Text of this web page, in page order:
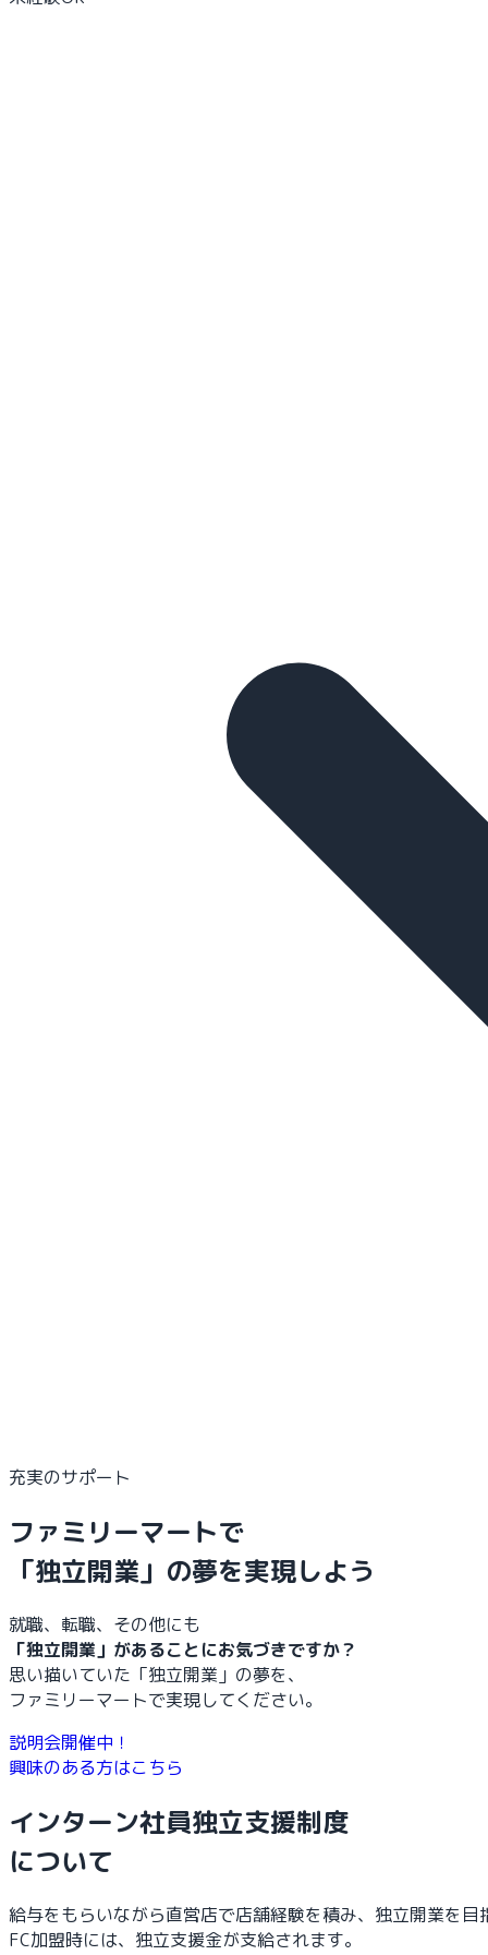
充実のサポート
ファミリーマートで
「独立開業」の夢を実現しよう
就職、転職、その他にも
「独立開業」があることにお気づきですか？
思い描いていた「独立開業」の夢を、
ファミリーマートで実現してください。
説明会開催中！
興味のある方はこちら
インターン社員独立支援制度
について
給与をもらいながら直営店で店舗経験を積み、独立開業を目
FC加盟時には、独立支援金が支給されます。